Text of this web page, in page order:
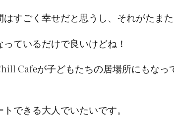
すごく幸せだと思うし、それがたま
ているだけで良いけどね！
Cafeが子どもたちの居場所にもな
できる大人でいたいです。